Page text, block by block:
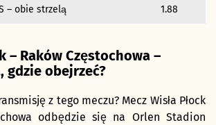
– obie strzelą 1.88
– Raków Częstochowa –
gdzie obejrzeć?
z tego meczu? Mecz Wisła Płock
odbędzie się na Orlen Stadion